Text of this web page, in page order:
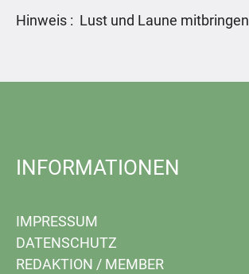
Hinweis : Lust und Laune mitbringen
INFORMATIONEN
IMPRESSUM
DATENSCHUTZ
REDAKTION / MEMBER